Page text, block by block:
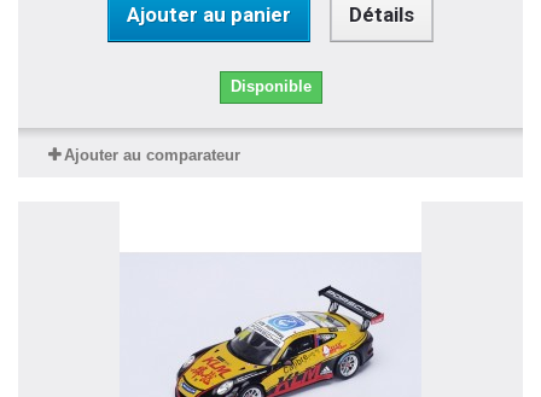
Ajouter au panier Détails
Disponible
Ajouter au comparateur